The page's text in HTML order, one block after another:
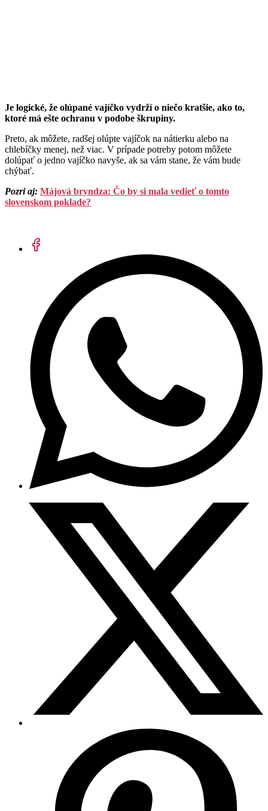
Je logické, že olúpané vajíčko vydrží o niečo kratšie, ako to,
ktoré má ešte ochranu v podobe škrupiny.
Preto, ak môžete, radšej olúpte vajíčok na nátierku alebo na
chlebíčky menej, než viac. V prípade potreby potom môžete
dolúpať o jedno vajíčko navyše, ak sa vám stane, že vám bude
chýbať.
Pozri aj: Májová bryndza: Čo by si mala vedieť o tomto
slovenskom poklade?